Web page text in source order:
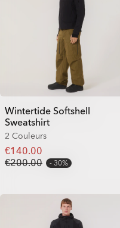
Wintertide Softshell
Sweatshirt
2 Couleurs
€140.00
€200.00
30%